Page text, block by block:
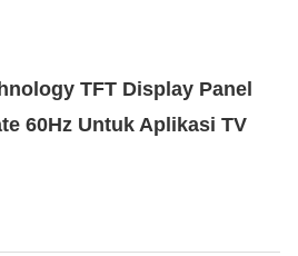
TFT Display Panel
60Hz Untuk Aplikasi TV